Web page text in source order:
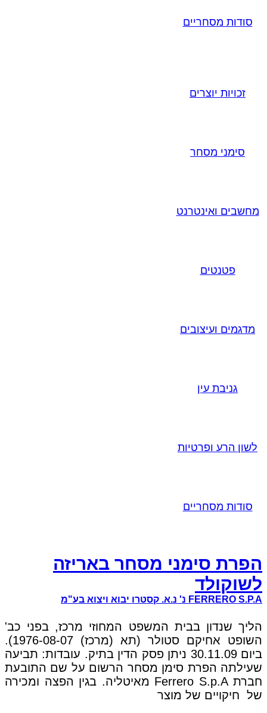
סודות מסחריים
זכויות יוצרים
סימני מסחר
מחשבים ואינטרנט
פטנטים
מדגמים ועיצובים
גניבת עין
לשון הרע ופרטיות
סודות מסחריים
הפרת סימני מסחר באריזה
לשוקולד
FERRERO S.P.A נ' נ.א. קסטרו יבוא ויצוא בע"מ
הליך שנדון בבית המשפט המחוזי מרכז, בפני כב'
השופט אחיקם סטולר (תא (מרכז) 1976-08-07).
ביום 30.11.09 ניתן פסק הדין בתיק. עובדות: תביעה
שעילתה הפרת סימן מסחר הרשום על שם התובעת
חברת Ferrero S.p.A מאיטליה. בגין הפצה ומכירה
של חיקויים של מוצר